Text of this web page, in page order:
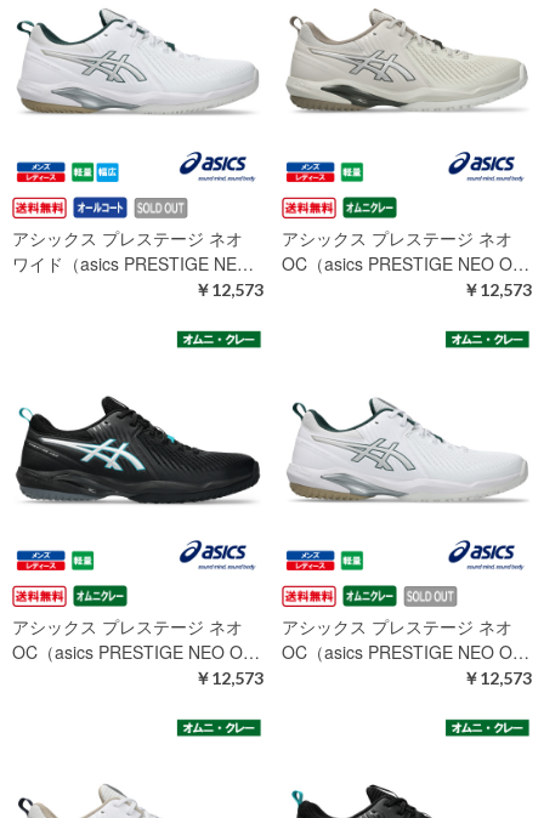
アシックス プレステージ ネオ
ワイド（asics PRESTIGE NE…
￥12,573
アシックス プレステージ ネオ
OC（asics PRESTIGE NEO O…
￥12,573
アシックス プレステージ ネオ
OC（asics PRESTIGE NEO O…
￥12,573
アシックス プレステージ ネオ
OC（asics PRESTIGE NEO O…
￥12,573